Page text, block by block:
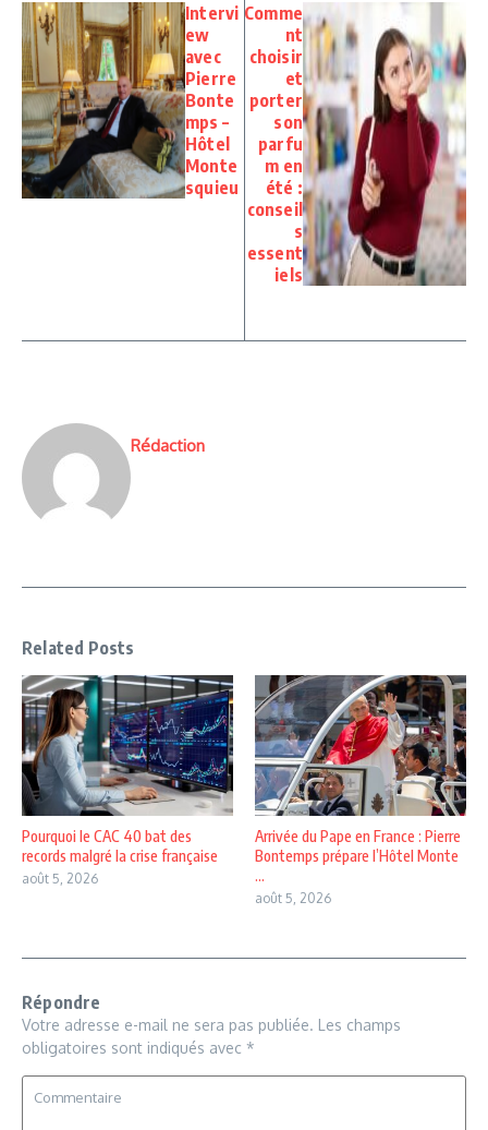
Intervi
ew
avec
Pierre
Bonte
mps –
Hôtel
Monte
squieu
Comme
nt
choisir
et
porter
son
parfu
m en
été :
conseil
s
essent
iels
Rédaction
Related Posts
Pourquoi le CAC 40 bat des
records malgré la crise française
août 5, 2026
Arrivée du Pape en France : Pierre
Bontemps prépare l’Hôtel Monte
...
août 5, 2026
Répondre
Votre adresse e-mail ne sera pas publiée. Les champs
obligatoires sont indiqués avec *